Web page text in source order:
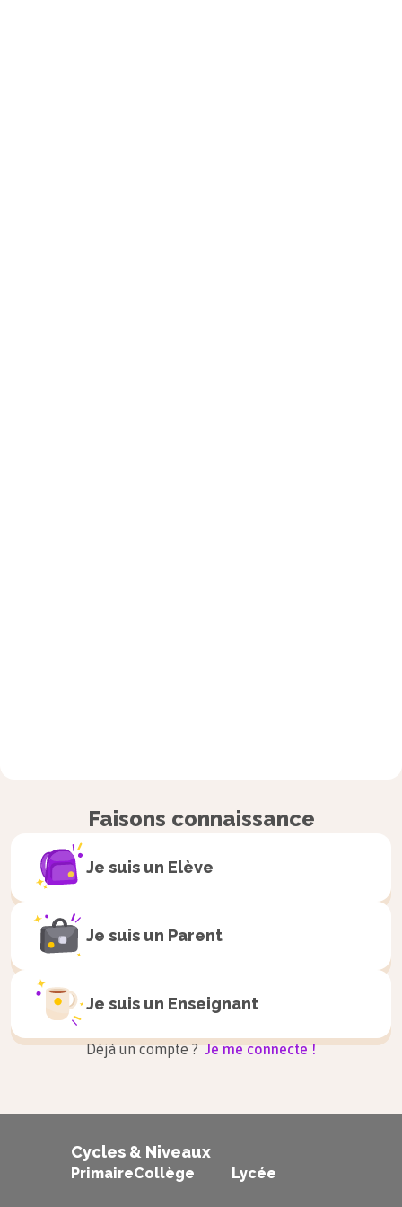
Faisons connaissance
Je suis un Elève
Je suis un Parent
Je suis un Enseignant
Déjà un compte ? Je me connecte !
Cycles & Niveaux
PrimaireCollège Lycée